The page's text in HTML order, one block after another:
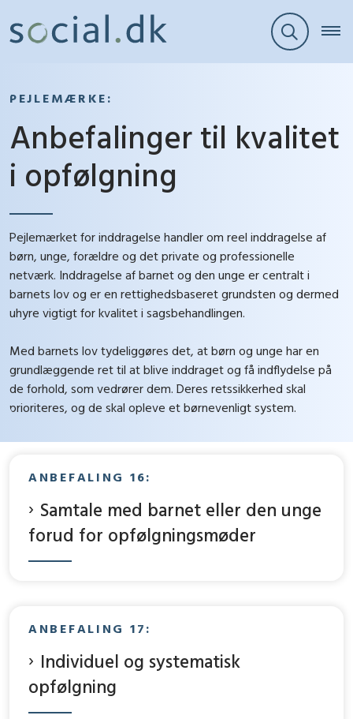
PEJLEMÆRKE:
Anbefalinger til kvalitet
i opfølgning
Pejlemærket for inddragelse handler om reel inddragelse af
børn, unge, forældre og det private og professionelle
netværk. Inddragelse af barnet og den unge er centralt i
barnets lov og er en rettighedsbaseret grundsten og dermed
uhyre vigtigt for kvalitet i sagsbehandlingen.
Med barnets lov tydeliggøres det, at børn og unge har en
grundlæggende ret til at blive inddraget og få indflydelse på
de forhold, som vedrører dem. Deres retssikkerhed skal
prioriteres, og de skal opleve et børnevenligt system.
ANBEFALING 16:
Samtale med barnet eller den unge
forud for opfølgningsmøder
ANBEFALING 17:
Individuel og systematisk
opfølgning